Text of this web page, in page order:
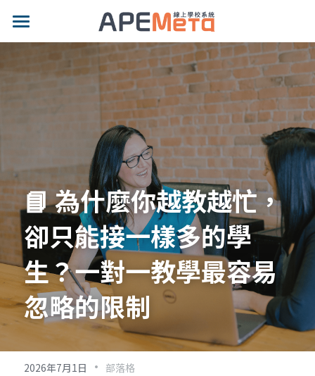
品牌特色
適用對象
影片專區
價格方案
最新消息
部落格
聯絡我們
📘 為什麼你越教越忙，
卻只能接一樣多的學
生？一對一教學最容易
忽略的限制
2026年7月1日 · 部落格